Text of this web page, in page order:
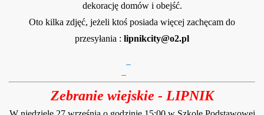
dekorację domów i obejść.
Oto kilka zdjęć, jeżeli ktoś posiada więcej zachęcam do
przesyłania : lipnikcity@o2.pl
Zebranie wiejskie - LIPNIK